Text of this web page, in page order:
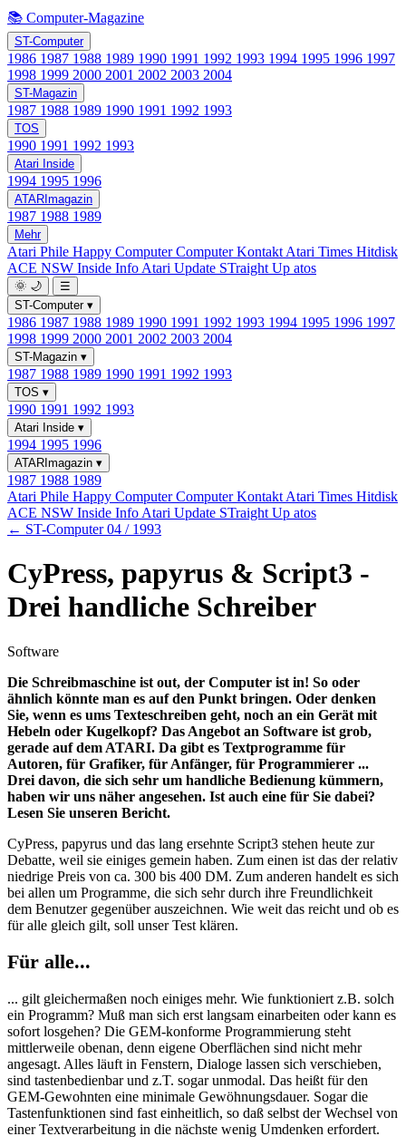
📚 Computer-Magazine
ST-Computer
1986 1987 1988 1989 1990 1991 1992 1993 1994 1995 1996 1997
1998 1999 2000 2001 2002 2003 2004
ST-Magazin
1987 1988 1989 1990 1991 1992 1993
TOS
1990 1991 1992 1993
Atari Inside
1994 1995 1996
ATARImagazin
1987 1988 1989
Mehr
Atari Phile Happy ComputerComputer Kontakt Atari Times Hitdisk
ACE NSW Inside Info Atari Update STraight Up atos
🌞 🌙
☰
ST-Computer ▾
1986 1987 1988 1989 1990 1991 1992 1993 1994 1995 1996 1997
1998 1999 2000 2001 2002 2003 2004
ST-Magazin ▾
1987 1988 1989 1990 1991 1992 1993
TOS ▾
1990 1991 1992 1993
Atari Inside ▾
1994 1995 1996
ATARImagazin ▾
1987 1988 1989
Atari Phile Happy ComputerComputer Kontakt Atari Times Hitdisk
ACE NSW Inside Info Atari Update STraight Up atos
← ST-Computer 04 / 1993
CyPress, papyrus & Script3 -
Drei handliche Schreiber
Software
Die Schreibmaschine ist out, der Computer ist in! So oder
ähnlich könnte man es auf den Punkt bringen. Oder denken
Sie, wenn es ums Texteschreiben geht, noch an ein Gerät mit
Hebeln oder Kugelkopf? Das Angebot an Software ist grob,
gerade auf dem ATARI. Da gibt es Textprogramme für
Autoren, für Grafiker, für Anfänger, für Programmierer ...
Drei davon, die sich sehr um handliche Bedienung kümmern,
haben wir uns näher angesehen. Ist auch eine für Sie dabei?
Lesen Sie unseren Bericht.
CyPress, papyrus und das lang ersehnte Script3 stehen heute zur
Debatte, weil sie einiges gemein haben. Zum einen ist das der relativ
niedrige Preis von ca. 300 bis 400 DM. Zum anderen handelt es sich
bei allen um Programme, die sich sehr durch ihre Freundlichkeit
dem Benutzer gegenüber auszeichnen. Wie weit das reicht und ob es
für alle gleich gilt, soll unser Test klären.
Für alle...
... gilt gleichermaßen noch einiges mehr. Wie funktioniert z.B. solch
ein Programm? Muß man sich erst langsam einarbeiten oder kann es
sofort losgehen? Die GEM-konforme Programmierung steht
mittlerweile obenan, denn eigene Oberflächen sind nicht mehr
angesagt. Alles läuft in Fenstern, Dialoge lassen sich verschieben,
sind tastenbedienbar und z.T. sogar unmodal. Das heißt für den
GEM-Gewohnten eine minimale Gewöhnungsdauer. Sogar die
Tastenfunktionen sind fast einheitlich, so daß selbst der Wechsel von
einer Textverarbeitung in die nächste wenig Umdenken erfordert.